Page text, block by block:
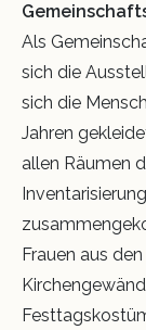
Als
sich die
sich die
Jahren
allen Räumen
Frauen aus